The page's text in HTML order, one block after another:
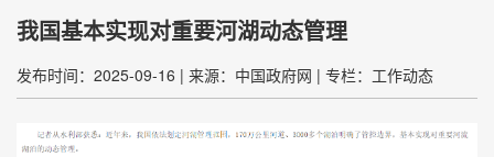
我国基本实现对重要河湖动态管理
发布时间：2025-09-16 | 来源：中国政府网 | 专栏：工作动态